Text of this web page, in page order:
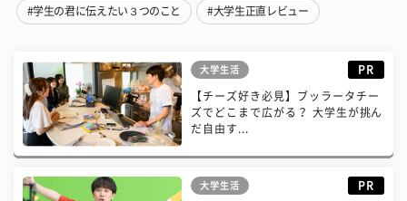
#学生の君に伝えたい３つのこと #大学生正直レビュー
大学生活 PR
【チーズ好き必見】ブッラータチー
ズでどこまで広がる？ 大学生が挑ん
だ自由す...
大学生活 PR